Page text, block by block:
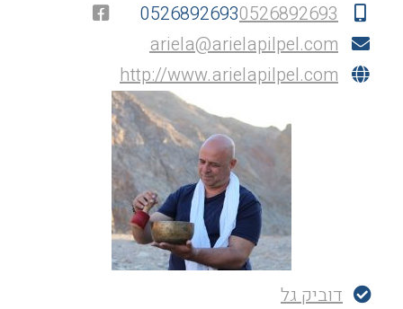
05268926930526892693
ariela@arielapilpel.com
http://www.arielapilpel.com
דוביק גל